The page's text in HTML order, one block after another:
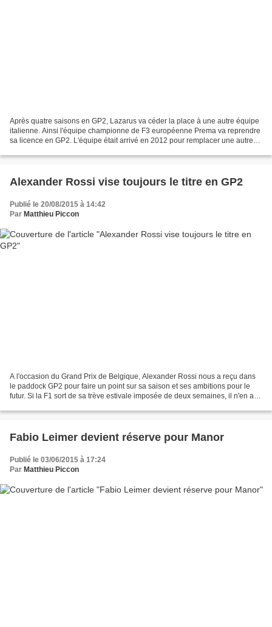
Après quatre saisons en GP2, Lazarus va céder la place à une autre équipe
italienne. Ainsi l'équipe championne de F3 européenne Prema va reprendre
sa licence en GP2. L'équipe était arrivé en 2012 pour remplacer une autre
Alexander Rossi vise toujours le titre en GP2
Publié le 20/08/2015 à 14:42
Par Matthieu Piccon
A l'occasion du Grand Prix de Belgique, Alexander Rossi nous a reçu dans
le paddock GP2 pour faire un point sur sa saison et ses ambitions pour le
futur. Si la F1 sort de sa trève estivale imposée de deux semaines, il n'en a
Fabio Leimer devient réserve pour Manor
Publié le 03/06/2015 à 17:24
Par Matthieu Piccon